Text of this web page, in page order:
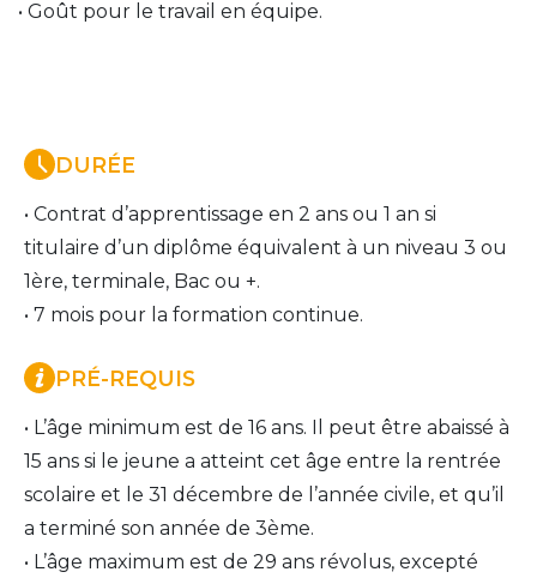
• Goût pour le travail en équipe.
DURÉE
• Contrat d’apprentissage en 2 ans ou 1 an si
titulaire d’un diplôme équivalent à un niveau 3 ou
1ère, terminale, Bac ou +.
• 7 mois pour la formation continue.
PRÉ-REQUIS
• L’âge minimum est de 16 ans. Il peut être abaissé à
15 ans si le jeune a atteint cet âge entre la rentrée
scolaire et le 31 décembre de l’année civile, et qu’il
a terminé son année de 3ème.
• L’âge maximum est de 29 ans révolus, excepté